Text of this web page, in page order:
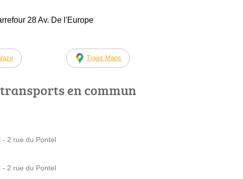
28 Av. De l'Europe
Trajet Maps
en commun
- 2 rue du Pontel
- 2 rue du Pontel